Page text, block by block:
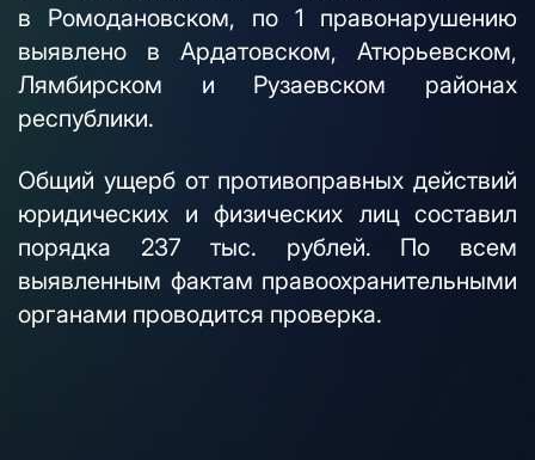
в Ромодановском, по 1 правонарушению
выявлено в Ардатовском, Атюрьевском,
Лямбирском и Рузаевском районах
республики.
Общий ущерб от противоправных действий
юридических и физических лиц составил
порядка 237 тыс. рублей. По всем
выявленным фактам правоохранительными
органами проводится проверка.